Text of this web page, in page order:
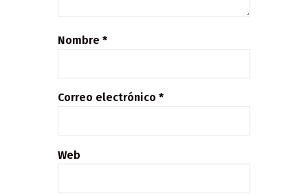
Nombre *
Correo electrónico *
Web